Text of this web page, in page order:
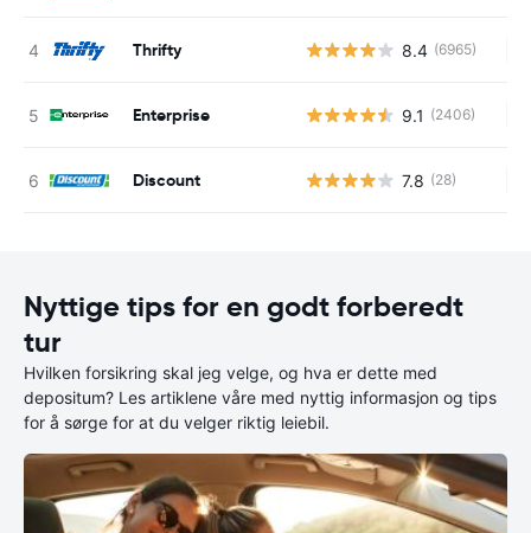
Thrifty 8.4 (6965)
Enterprise 9.1 (2406)
Discount 7.8 (28)
Nyttige tips for en godt forberedt
tur
Hvilken forsikring skal jeg velge, og hva er dette med
depositum? Les artiklene våre med nyttig informasjon og tips
for å sørge for at du velger riktig leiebil.